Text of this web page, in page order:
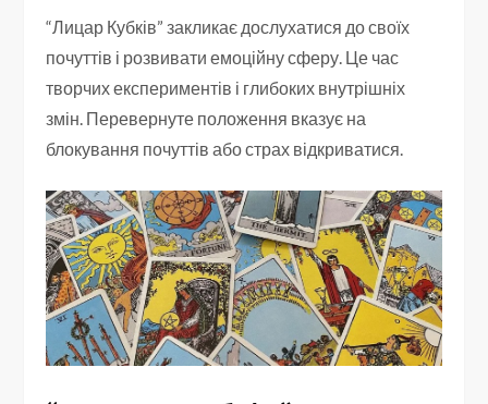
“Лицар Кубків” закликає дослухатися до своїх
почуттів і розвивати емоційну сферу. Це час
творчих експериментів і глибоких внутрішніх
змін. Перевернуте положення вказує на
блокування почуттів або страх відкриватися.